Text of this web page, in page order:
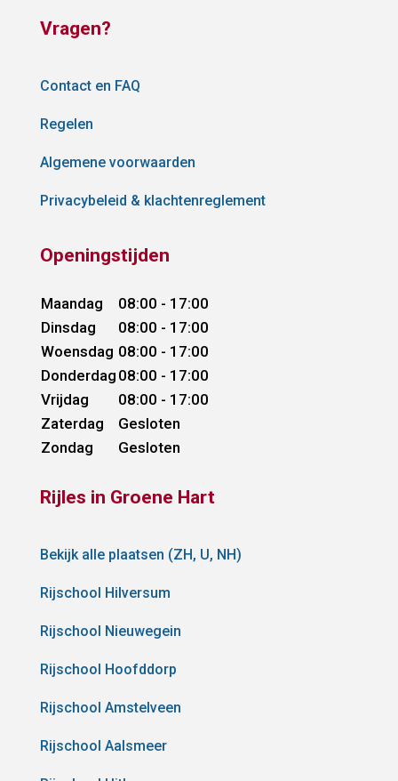
Vragen?
Contact en FAQ
Regelen
Algemene voorwaarden
Privacybeleid & klachtenreglement
Openingstijden
Maandag
08:00 - 17:00
Dinsdag
08:00 - 17:00
Woensdag 08:00 - 17:00
Donderdag 08:00 - 17:00
Vrijdag
08:00 - 17:00
Zaterdag
Gesloten
Zondag
Gesloten
Rijles in Groene Hart
Bekijk alle plaatsen (ZH, U, NH)
Rijschool Hilversum
Rijschool Nieuwegein
Rijschool Hoofddorp
Rijschool Amstelveen
Rijschool Aalsmeer